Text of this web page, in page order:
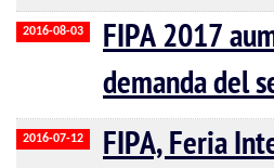
2016-08-03
FIPA 2017
demanda del
2016-07-12
FIPA, Feria